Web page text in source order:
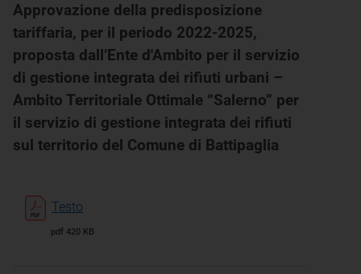
Approvazione della predisposizione
tariffaria, per il periodo 2022-2025,
proposta dall’Ente d'Ambito per il servizio
di gestione integrata dei rifiuti urbani –
Ambito Territoriale Ottimale “Salerno” per
il servizio di gestione integrata dei rifiuti
sul territorio del Comune di Battipaglia
Testo
pdf 420 KB